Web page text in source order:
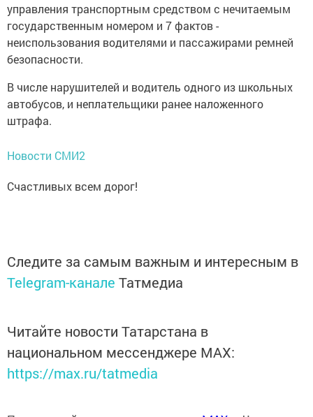
управления транспортным средством с нечитаемым
государственным номером и 7 фактов -
неиспользования водителями и пассажирами ремней
безопасности.
В числе нарушителей и водитель одного из школьных
автобусов, и неплательщики ранее наложенного
штрафа.
Новости СМИ2
Счастливых всем дорог!
Следите за самым важным и интересным в
Telegram-канале Татмедиа
Читайте новости Татарстана в
национальном мессенджере MАХ:
https://max.ru/tatmedia